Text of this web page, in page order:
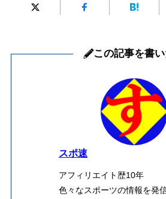
この記事を書
スポ速
アフィリエイト歴10年
色々なスポーツの情報を発